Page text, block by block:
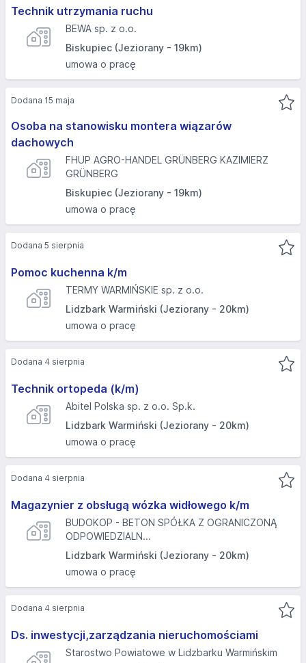
Technik utrzymania ruchu
BEWA sp. z o.o.
Biskupiec (Jeziorany - 19km)
umowa o pracę
Osoba na stanowisku montera wiązarów
dachowych
FHUP AGRO-HANDEL GRÜNBERG KAZIMIERZ
GRÜNBERG
Biskupiec (Jeziorany - 19km)
umowa o pracę
Dodana 15 maja
Pomoc kuchenna k/m
TERMY WARMIŃSKIE sp. z o.o.
Lidzbark Warmiński (Jeziorany - 20km)
umowa o pracę
Dodana 5 sierpnia
Technik ortopeda (k/m)
Abitel Polska sp. z o.o. Sp.k.
Lidzbark Warmiński (Jeziorany - 20km)
umowa o pracę
Dodana 4 sierpnia
Magazynier z obsługą wózka widłowego k/m
BUDOKOP - BETON SPÓŁKA Z OGRANICZONĄ
ODPOWIEDZIALN...
Lidzbark Warmiński (Jeziorany - 20km)
umowa o pracę
Dodana 4 sierpnia
Ds. inwestycji,zarządzania nieruchomościami
Starostwo Powiatowe w Lidzbarku Warmińskim
Dodana 4 sierpnia